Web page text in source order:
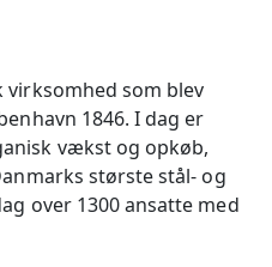
virksomhed som blev
1846. I dag er
vækst og opkøb,
største stål- og
over 1300 ansatte med